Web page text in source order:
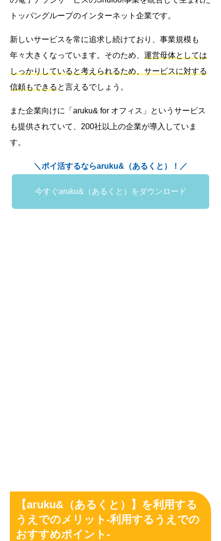
トッパングループのインターネット企業です。
新しいサービスを常に追求し続けており、事業規模も
年々大きくなっています。そのため、 運営母体としては
しっかりしていると考えられるため、サービスに対する
信頼もできる と言えるでしょう。
また企業向けに「aruku& for オフィス」というサービス
も提供されていて、200社以上の企業が導入していま
す。
＼ポイ活するならaruku&（あるくと）！／
今すぐaruku&（あるくと）をダウンロード
【aruku&（あるくと）】を利用する
うえでのメリット-利用するうえでの
おすすめポイント-